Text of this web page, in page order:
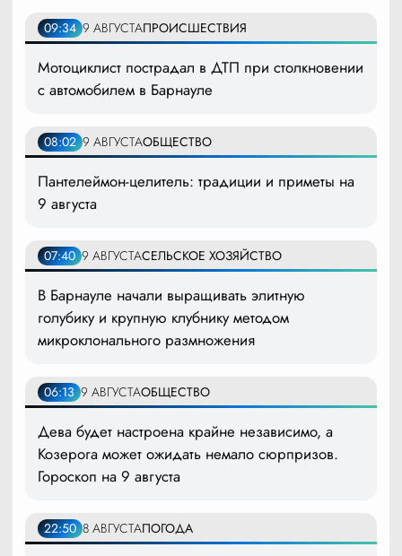
09:34 9 АВГУСТАПРОИСШЕСТВИЯ
Мотоциклист пострадал в ДТП при столкновении
с автомобилем в Барнауле
08:02 9 АВГУСТАОБЩЕСТВО
Пантелеймон-целитель: традиции и приметы на
9 августа
07:40 9 АВГУСТАСЕЛЬСКОЕ ХОЗЯЙСТВО
В Барнауле начали выращивать элитную
голубику и крупную клубнику методом
микроклонального размножения
06:13 9 АВГУСТАОБЩЕСТВО
Дева будет настроена крайне независимо, а
Козерога может ожидать немало сюрпризов.
Гороскоп на 9 августа
22:50 8 АВГУСТАПОГОДА